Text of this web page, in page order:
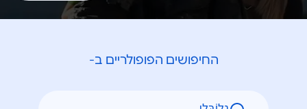
החיפושים הפופולריים ב-